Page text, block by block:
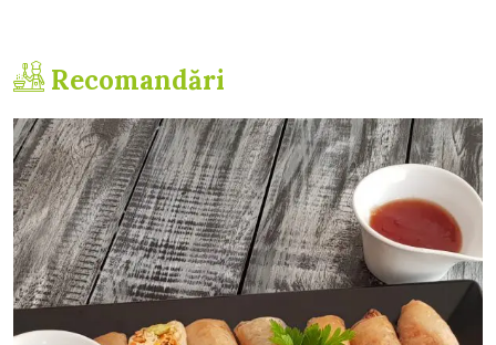
Recomandări